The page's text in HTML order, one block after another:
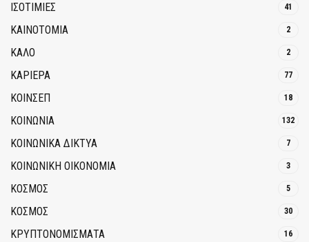
ΙΣΟΤΙΜΙΕΣ 41
ΚΑΙΝΟΤΟΜΊΑ 2
ΚΑΛΟ 2
ΚΑΡΙΕΡΑ 77
ΚΟΙΝΣΕΠ 18
ΚΟΙΝΩΝΙΑ 132
ΚΟΙΝΩΝΙΚΆ ΔΊΚΤΥΑ 7
ΚΟΙΝΩΝΙΚΉ ΟΙΚΟΝΟΜΊΑ 3
ΚΟΣΜΟΣ 5
ΚΟΣΜΟΣ 30
ΚΡΥΠΤΟΝΟΜΊΣΜΑΤΑ 16